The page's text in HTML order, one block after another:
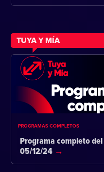
TUYA Y MÍA
PROGRAMAS COMPLETOS
Programa completo del
05/12/24